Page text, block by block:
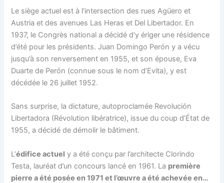
Le siège actuel est à l’intersection des rues Agüero et
Austria et des avenues Las Heras et Del Libertador. En
1937, le Congrès national a décidé d’y ériger une résidence
d’été pour les présidents. Juan Domingo Perón y a vécu
jusqu’à son renversement en 1955, et son épouse, Eva
Duarte de Perón (connue sous le nom d’Evita), y est
décédée le 26 juillet 1952.
Sans surprise, la dictature, autoproclamée Revolución
Libertadora (Révolution libératrice), issue du coup d’État de
1955, a décidé de démolir le bâtiment.
L’édifice actuel y a été conçu par l’architecte Clorindo
Testa, lauréat d’un concours lancé en 1961. La première
pierre a été posée en 1971 et l’œuvre a été achevée en…